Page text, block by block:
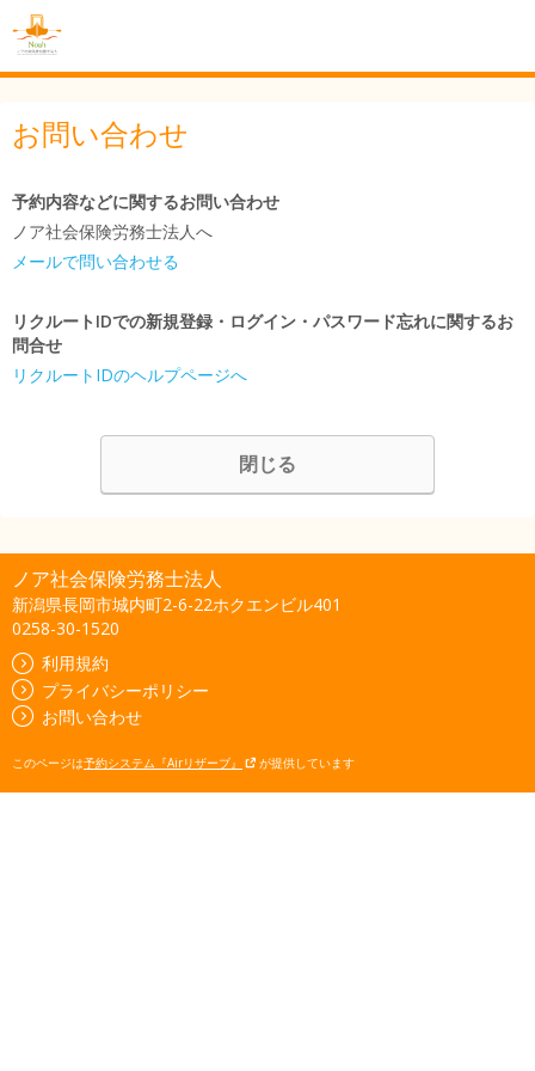
お問い合わせ
予約内容などに関するお問い合わせ
ノア社会保険労務士法人へ
メールで問い合わせる
リクルートIDでの新規登録・ログイン・パスワード忘れに関するお
問合せ
リクルートIDのヘルプページへ
閉じる
ノア社会保険労務士法人
新潟県長岡市城内町2-6-22ホクエンビル401
0258-30-1520
利用規約
プライバシーポリシー
お問い合わせ
このページは予約システム『Airリザーブ』 が提供しています